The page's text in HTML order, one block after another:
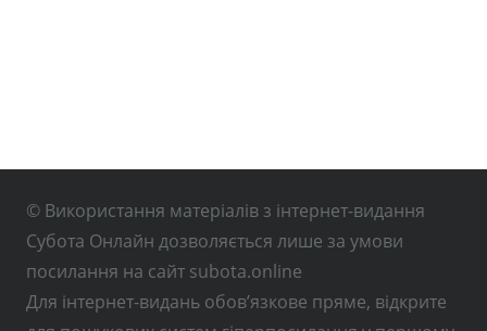
© Використання матеріалів з інтернет-видання
Субота Онлайн дозволяється лише за умови
посилання на сайт subota.online
Для інтернет-видань обов’язкове пряме, відкрите